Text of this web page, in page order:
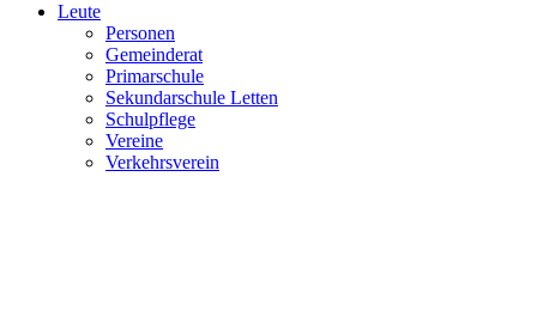
Leute
Personen
Gemeinderat
Primarschule
Sekundarschule Letten
Schulpflege
Vereine
Verkehrsverein